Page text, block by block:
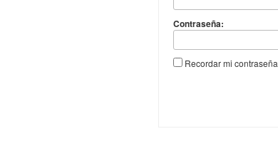
Contraseña:
Recordar mi contraseña